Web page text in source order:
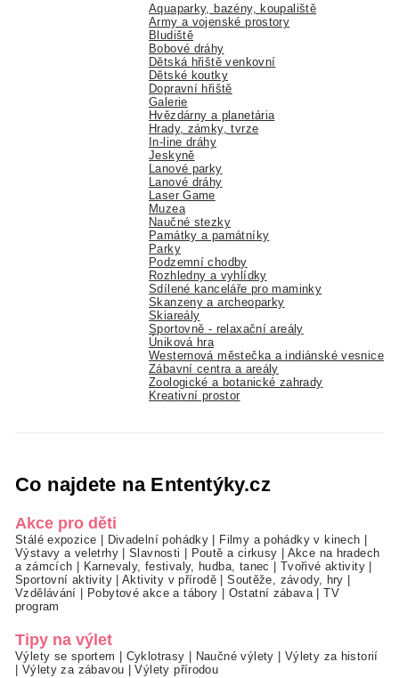
Aquaparky, bazény, koupaliště
Army a vojenské prostory
Bludiště
Bobové dráhy
Dětská hřiště venkovní
Dětské koutky
Dopravní hřiště
Galerie
Hvězdárny a planetária
Hrady, zámky, tvrze
In-line dráhy
Jeskyně
Lanové parky
Lanové dráhy
Laser Game
Muzea
Naučné stezky
Památky a památníky
Parky
Podzemní chodby
Rozhledny a vyhlídky
Sdílené kanceláře pro maminky
Skanzeny a archeoparky
Skiareály
Sportovně - relaxační areály
Úniková hra
Westernová městečka a indiánské vesnice
Zábavní centra a areály
Zoologické a botanické zahrady
Kreativní prostor
Co najdete na Ententýky.cz
Akce pro děti
Stálé expozice Divadelní pohádky Filmy a pohádky v kinech
Výstavy a veletrhy|Slavnosti Poutě a cirkusy
Akce na hradech
a zámcích
Karnevaly, festivaly, hudba, tanec Tvořivé aktivity
Sportovní aktivity|Aktivity v přírodě |Soutěže, závody, hry
Vzdělávání
Pobytové akce a tábory Ostatní zábava|TV
program
Tipy na výlet
Výlety se sportem Cyklotrasy Naučné výlety
Výlety za historií
Výlety za zábavou |Výlety přírodou